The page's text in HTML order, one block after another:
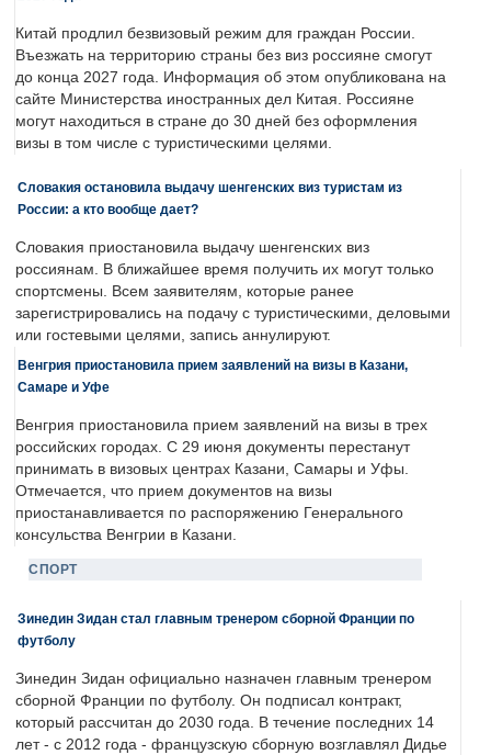
Китай продлил безвизовый режим для граждан России.
Въезжать на территорию страны без виз россияне смогут
до конца 2027 года. Информация об этом опубликована на
сайте Министерства иностранных дел Китая. Россияне
могут находиться в стране до 30 дней без оформления
визы в том числе с туристическими целями.
Словакия остановила выдачу шенгенских виз туристам из
России: а кто вообще дает?
Словакия приостановила выдачу шенгенских виз
россиянам. В ближайшее время получить их могут только
спортсмены. Всем заявителям, которые ранее
зарегистрировались на подачу с туристическими, деловыми
или гостевыми целями, запись аннулируют.
Венгрия приостановила прием заявлений на визы в Казани,
Самаре и Уфе
Венгрия приостановила прием заявлений на визы в трех
российских городах. С 29 июня документы перестанут
принимать в визовых центрах Казани, Самары и Уфы.
Отмечается, что прием документов на визы
приостанавливается по распоряжению Генерального
консульства Венгрии в Казани.
СПОРТ
Зинедин Зидан стал главным тренером сборной Франции по
футболу
Зинедин Зидан официально назначен главным тренером
сборной Франции по футболу. Он подписал контракт,
который рассчитан до 2030 года. В течение последних 14
лет - с 2012 года - французскую сборную возглавлял Дидье